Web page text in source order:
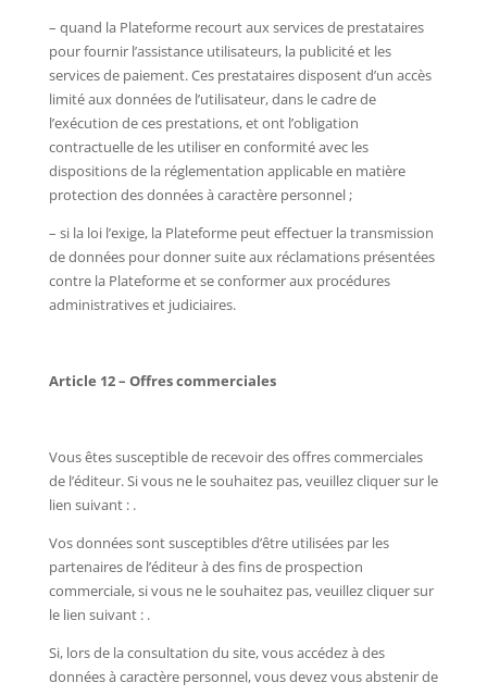
– quand la Plateforme recourt aux services de prestataires
pour fournir l’assistance utilisateurs, la publicité et les
services de paiement. Ces prestataires disposent d’un accès
limité aux données de l’utilisateur, dans le cadre de
l’exécution de ces prestations, et ont l’obligation
contractuelle de les utiliser en conformité avec les
dispositions de la réglementation applicable en matière
protection des données à caractère personnel ;
– si la loi l’exige, la Plateforme peut effectuer la transmission
de données pour donner suite aux réclamations présentées
contre la Plateforme et se conformer aux procédures
administratives et judiciaires.
Article 12 – Offres commerciales
Vous êtes susceptible de recevoir des offres commerciales
de l’éditeur. Si vous ne le souhaitez pas, veuillez cliquer sur le
lien suivant : .
Vos données sont susceptibles d’être utilisées par les
partenaires de l’éditeur à des fins de prospection
commerciale, si vous ne le souhaitez pas, veuillez cliquer sur
le lien suivant : .
Si, lors de la consultation du site, vous accédez à des
données à caractère personnel, vous devez vous abstenir de